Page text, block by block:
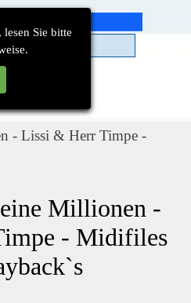
lesen Sie bitte
Menü überspringen
- Lissi & Herr Timpe -
Millionen -
- Midifiles